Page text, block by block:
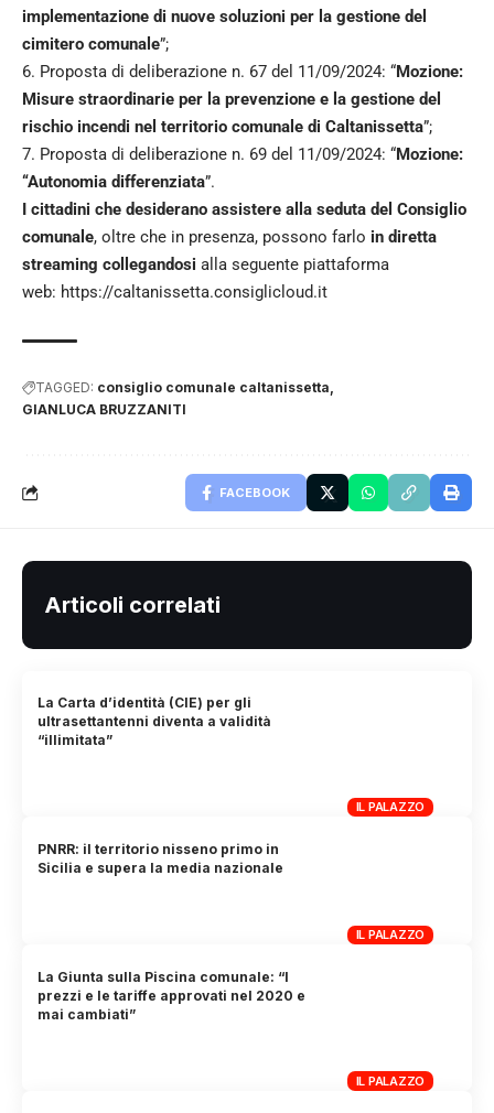
implementazione di nuove soluzioni per la gestione del
cimitero comunale”;
6. Proposta di deliberazione n. 67 del 11/09/2024: “Mozione:
Misure straordinarie per la prevenzione e la gestione del
rischio incendi nel territorio comunale di Caltanissetta”;
7. Proposta di deliberazione n. 69 del 11/09/2024: “Mozione:
“Autonomia differenziata”.
I cittadini che desiderano assistere alla seduta del Consiglio
comunale, oltre che in presenza, possono farlo in diretta
streaming collegandosi alla seguente piattaforma
web: https://caltanissetta.consiglicloud.it
TAGGED: consiglio comunale caltanissetta
GIANLUCA BRUZZANITI
FACEBOOK
Articoli correlati
IL PALAZZO
La Carta d’identità (CIE) per gli
ultrasettantenni diventa a validità
“illimitata”
IL PALAZZO
PNRR: il territorio nisseno primo in
Sicilia e supera la media nazionale
IL PALAZZO
La Giunta sulla Piscina comunale: “I
prezzi e le tariffe approvati nel 2020 e
mai cambiati”